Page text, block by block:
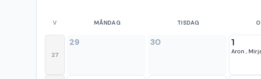
V MÅNDAG TISDAG
27
29 30 1
Aron ,